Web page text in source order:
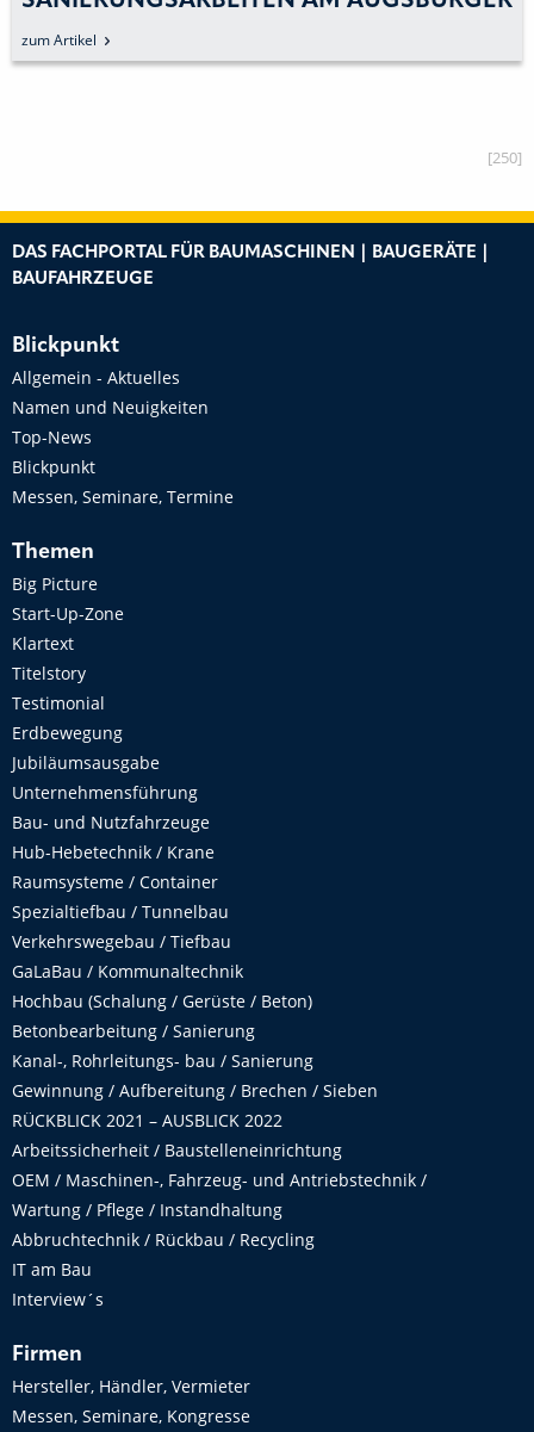
WAHRZEICHEN
zum Artikel
[250]
DAS FACHPORTAL FÜR BAUMASCHINEN | BAUGERÄTE |
BAUFAHRZEUGE
Blickpunkt
Allgemein - Aktuelles
Namen und Neuigkeiten
Top-News
Blickpunkt
Messen, Seminare, Termine
Themen
Big Picture
Start-Up-Zone
Klartext
Titelstory
Testimonial
Erdbewegung
Jubiläumsausgabe
Unternehmensführung
Bau- und Nutzfahrzeuge
Hub-Hebetechnik / Krane
Raumsysteme / Container
Spezialtiefbau / Tunnelbau
Verkehrswegebau / Tiefbau
GaLaBau / Kommunaltechnik
Hochbau (Schalung / Gerüste / Beton)
Betonbearbeitung / Sanierung
Kanal-, Rohrleitungs- bau / Sanierung
Gewinnung / Aufbereitung / Brechen / Sieben
RÜCKBLICK 2021 – AUSBLICK 2022
Arbeitssicherheit / Baustelleneinrichtung
OEM / Maschinen-, Fahrzeug- und Antriebstechnik /
Wartung / Pflege / Instandhaltung
Abbruchtechnik / Rückbau / Recycling
IT am Bau
Interview´s
Firmen
Hersteller, Händler, Vermieter
Messen, Seminare, Kongresse